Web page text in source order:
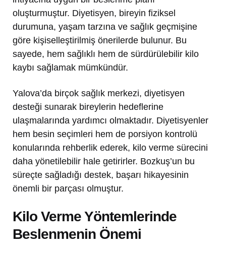
oluşturmuştur. Diyetisyen, bireyin fiziksel
durumuna, yaşam tarzına ve sağlık geçmişine
göre kişiselleştirilmiş önerilerde bulunur. Bu
sayede, hem sağlıklı hem de sürdürülebilir kilo
kaybı sağlamak mümkündür.
Yalova’da birçok sağlık merkezi, diyetisyen
desteği sunarak bireylerin hedeflerine
ulaşmalarında yardımcı olmaktadır. Diyetisyenler
hem besin seçimleri hem de porsiyon kontrolü
konularında rehberlik ederek, kilo verme sürecini
daha yönetilebilir hale getirirler. Bozkuş’un bu
süreçte sağladığı destek, başarı hikayesinin
önemli bir parçası olmuştur.
Kilo Verme Yöntemlerinde
Beslenmenin Önemi